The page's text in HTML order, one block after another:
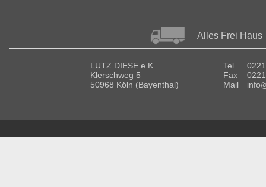
Alles Frei Haus
LUTZ DIESE e.K.
Klerschweg 5
50968 Köln (Bayenthal)
Tel
Fax
Mail